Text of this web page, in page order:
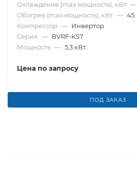
Охлаждение (max мощность), кВт —
Обогрев (max мощность), кВт — 45
Компрессор — Инвертор
Серия — BVRF-KS7
Мощность — 5,3 кВт
Цена по запросу
ПОД ЗАКАЗ